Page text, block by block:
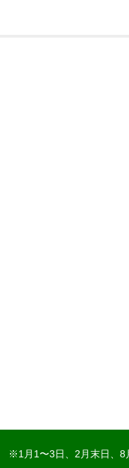
※1月1〜3日、2月末日、8